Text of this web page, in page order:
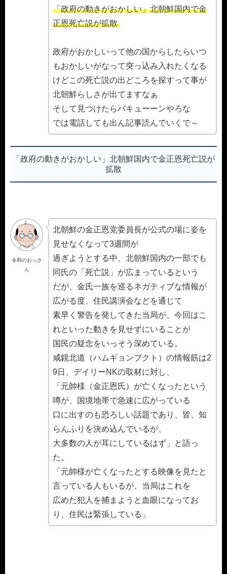
「政府の動きがおかしい」北朝鮮国内で金
正恩死亡説が拡散
政府がおかしいって他の国からしたらいつ
もおかしいがなって突っ込み入れたくなる
けどこの死亡説の出どころを探すって事が
北朝鮮らしさが出てますなぁ
そして見つけたらバキューーンやろな
では電話しても出ん記事読んでいくで～
「政府の動きがおかしい」北朝鮮国内で金正恩死亡説が
拡散
令和のおっさ
ん
北朝鮮の金正恩党委員長が公式の場に姿を
見せなくなって3週間が
過ぎようとする中、北朝鮮国内の一部でも
同氏の「死亡説」が広まっているという
だが、金氏一族を巡るネガティブな情報が
広がる度、住民講演会などを通じて
素早く警告を発してきた当局が、今回はこ
れといった動きを見せずにいることが
国民の疑念をいっそう深めている。
咸鏡北道（ハムギョンブクト）の情報筋は2
9日、デイリーNKの取材に対し、
「元帥様（金正恩氏）が亡くなったという
噂が、国境地帯で急速に広がっている
口に出すのも恐ろしい話題であり、皆、知
らんふりを決め込んでいるが、
大多数の人が耳にしているはず」と語っ
た。
「元帥様が亡くなったとする映像を見たと
言っている人もいるが、当局はこれを
広めた犯人を捕まようと血眼になってお
り、住民は緊張している」